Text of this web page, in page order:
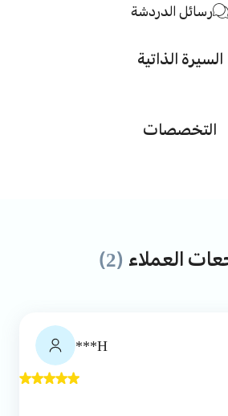
رسائل الدردشة
السيرة الذاتية
التخصصات
العملاء (2)
H***